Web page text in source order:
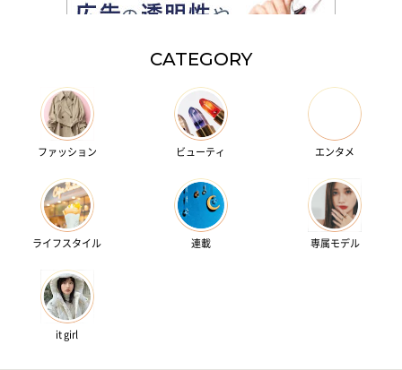
CATEGORY
ファッション ビューティ エンタメ
ライフスタイル 連載 専属モデル
it girl